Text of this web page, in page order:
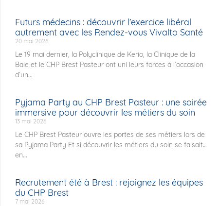
Futurs médecins : découvrir l’exercice libéral
autrement avec les Rendez-vous Vivalto Santé
20 mai 2026
Le 19 mai dernier, la Polyclinique de Kerio, la Clinique de la
Baie et le CHP Brest Pasteur ont uni leurs forces à l’occasion
d’un...
Pyjama Party au CHP Brest Pasteur : une soirée
immersive pour découvrir les métiers du soin
13 mai 2026
Le CHP Brest Pasteur ouvre les portes de ses métiers lors de
sa Pyjama Party Et si découvrir les métiers du soin se faisait…
en...
Recrutement été à Brest : rejoignez les équipes
du CHP Brest
7 mai 2026